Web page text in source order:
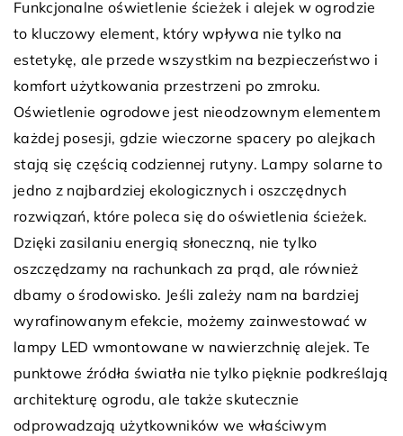
Funkcjonalne oświetlenie ścieżek i alejek w ogrodzie
to kluczowy element, który wpływa nie tylko na
estetykę, ale przede wszystkim na bezpieczeństwo i
komfort użytkowania przestrzeni po zmroku.
Oświetlenie ogrodowe jest nieodzownym elementem
każdej posesji, gdzie wieczorne spacery po alejkach
stają się częścią codziennej rutyny. Lampy solarne to
jedno z najbardziej ekologicznych i oszczędnych
rozwiązań, które poleca się do oświetlenia ścieżek.
Dzięki zasilaniu energią słoneczną, nie tylko
oszczędzamy na rachunkach za prąd, ale również
dbamy o środowisko. Jeśli zależy nam na bardziej
wyrafinowanym efekcie, możemy zainwestować w
lampy LED wmontowane w nawierzchnię alejek. Te
punktowe źródła światła nie tylko pięknie podkreślają
architekturę ogrodu, ale także skutecznie
odprowadzają użytkowników we właściwym